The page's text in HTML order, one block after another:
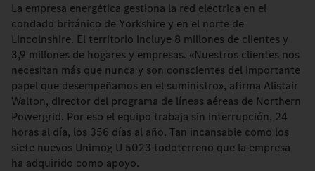
La empresa energética gestiona la red eléctrica en el
condado británico de Yorkshire y en el norte de
Lincolnshire. El territorio incluye 8 millones de clientes y
3,9 millones de hogares y empresas. «Nuestros clientes nos
necesitan más que nunca y son conscientes del importante
papel que desempeñamos en el suministro», afirma Alistair
Walton, director del programa de líneas aéreas de Northern
Powergrid. Por eso el equipo trabaja sin interrupción, 24
horas al día, los 356 días al año. Tan incansable como los
siete nuevos Unimog U 5023 todoterreno que la empresa
ha adquirido como apoyo.